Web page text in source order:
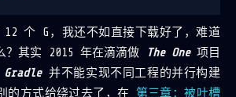
12 个 G，我还不如直接下载好了，难道
？其实 2015 年在滴滴做
The One项目
Gradle并不能实现不同工程的并行构建
的方式给绕过去了，在 第三章：被吐槽